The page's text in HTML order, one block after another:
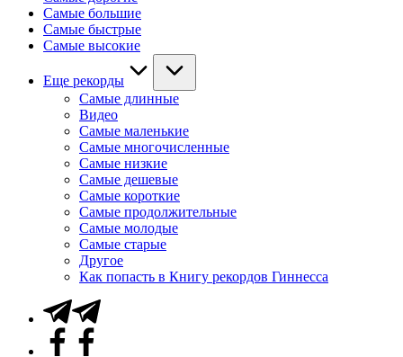
Самые большие
Самые быстрые
Самые высокие
Еще рекорды
Самые длинные
Видео
Самые маленькие
Самые многочисленные
Самые низкие
Самые дешевые
Самые короткие
Самые продолжительные
Самые молодые
Самые старые
Другое
Как попасть в Книгу рекордов Гиннесса
Telegram
Facebook